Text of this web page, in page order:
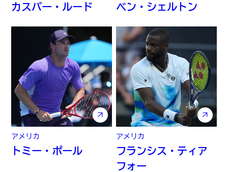
カスパー・ルード ベン・シェルトン
アメリカ
トミー・ポール
アメリカ
フランシス・ティア
フォー